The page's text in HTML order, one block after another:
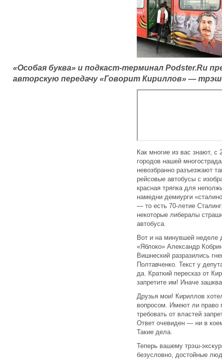
«Особая буква» и подкаст-терминал Podster.Ru
авторскую передачу «Говорит Кириллов» —
Как многие из вас знают, с
городов нашей
невозбранно разъезжают
рейсовые автобусы с
красная тряпка для
намедни демиурги
— то есть 70-летие
некоторые либералы
автобуса.
Вот и на минувшей неделе
«Яблоко» Александр
Вишнеский разразились
Полтавченко. Текст у
да. Краткий пересказ от
запретите им! Иначе
Друзья мои! Кириллов
вопросом. Имеют ли право
требовать от властей
Ответ очевиден — ни в
Такие дела.
Теперь вашему трэш-
безусловно, достойные